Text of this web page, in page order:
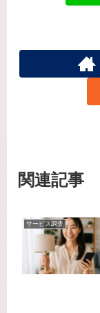
関連記事
サービス調査